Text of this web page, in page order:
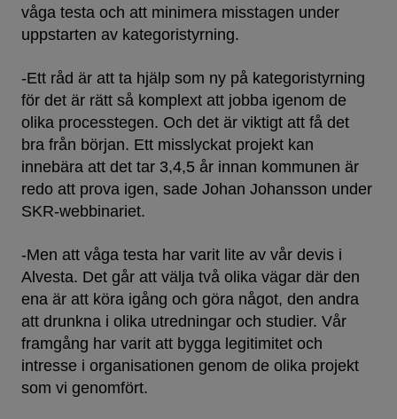
våga testa och att minimera misstagen under
uppstarten av kategoristyrning.
-Ett råd är att ta hjälp som ny på kategoristyrning
för det är rätt så komplext att jobba igenom de
olika processtegen. Och det är viktigt att få det
bra från början. Ett misslyckat projekt kan
innebära att det tar 3,4,5 år innan kommunen är
redo att prova igen, sade Johan Johansson under
SKR-webbinariet.
-Men att våga testa har varit lite av vår devis i
Alvesta. Det går att välja två olika vägar där den
ena är att köra igång och göra något, den andra
att drunkna i olika utredningar och studier. Vår
framgång har varit att bygga legitimitet och
intresse i organisationen genom de olika projekt
som vi genomfört.